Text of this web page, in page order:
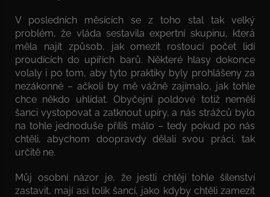
V posledních měsících se z toho stal tak velký
problém, že vláda sestavila expertní skupinu, která
měla najít způsob, jak omezit rostoucí počet lidí
proudících do upířích barů. Některé hlasy dokonce
volaly i po tom, aby tyto praktiky byly prohlášeny za
nezákonné – ačkoli by mě vážně zajímalo, jak tohle
chce někdo uhlídat. Obyčejní poldové totiž neměli
šanci vystopovat a zatknout upíry, a nás strážců bylo
na tohle jednoduše příliš málo – tedy pokud po nás
chtěli, abychom doopravdy dělali svou práci, tak
určitě ne.
Můj osobní názor je, že jestli chtějí tohle šílenství
zastavit, mají asi tolik šancí, jako kdyby chtěli zamezit